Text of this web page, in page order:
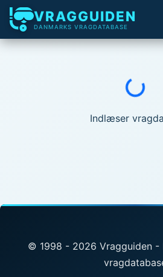
VRAGGUIDEN
DANMARKS VRAGDATABASE
Indlæser
© 1998 - 2026 Vragguiden -